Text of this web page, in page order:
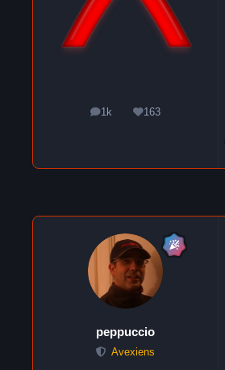
1k
messages163
Réputation
peppuccio
Avexiens